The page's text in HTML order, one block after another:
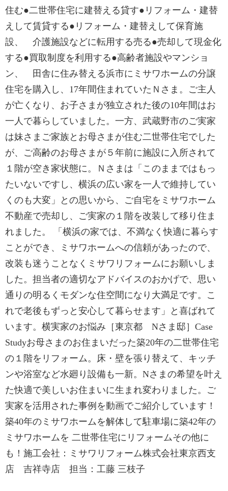
住む●二世帯住宅に建替える貸す●リフォーム・建替
えして賃貸する●リフォーム・建替えして保育施
設、 介護施設などに転用する売る●売却して現金化
する●買取制度を利用する●高齢者施設やマンショ
ン、 田舎に住み替える浜市にミサワホームの分譲
住宅を購入し、17年間住まれていたＮさま。ご主人
が亡くなり、お子さまが独立された後の10年間はお
一人で暮らしていました。一方、武蔵野市のご実家
は妹さまご家族とお母さまが住む二世帯住宅でした
が、ご高齢のお母さまが５年前に施設に入所されて
１階が空き家状態に。Ｎさまは「このままではもっ
たいないですし、横浜の広い家を一人で維持してい
くのも大変」との思いから、ご自宅をミサワホーム
不動産で売却し、ご実家の１階を改装して移り住ま
れました。 「横浜の家では、不満なく快適に暮らす
ことができ、ミサワホームへの信頼があったので、
改装も迷うことなくミサワリフォームにお願いしま
した。担当者の適切なアドバイスのおかげで、思い
通りの明るくモダンな住空間になり大満足です。こ
れで老後もずっと安心して暮らせます」と喜ばれて
います。横実家のお悩み［東京都 Nさま邸］Case
Studyお母さまのお住まいだった築20年の二世帯住宅
の１階をリフォーム。床・壁を張り替えて、キッチ
ンや浴室など水廻り設備も一新。Nさまの希望を叶え
た快適で美しいお住まいに生まれ変わりました。ご
実家を活用された事例を動画でご紹介しています！
築40年のミサワホームを解体して駐車場に築42年の
ミサワホームを 二世帯住宅にリフォームその他に
も！施工会社：ミサワリフォーム株式会社東京西支
店 吉祥寺店 担当：工藤 三枝子